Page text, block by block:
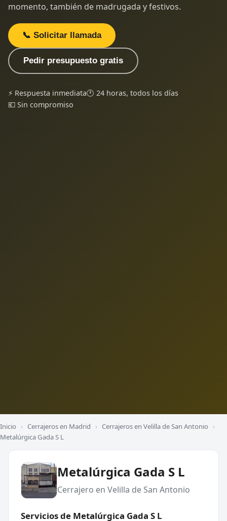
momento, también de madrugada y festivos.
📞 Solicitar llamada
Pedir presupuesto gratis
⚡ Respuesta inmediata🕐 24 horas, todos los días
💶 Sin compromiso
Inicio › Cerrajeros en Madrid › Cerrajeros en Velilla de San Antonio ›
Metalúrgica Gada S L
Metalúrgica Gada S L
Cerrajero en Velilla de San Antonio
Servicios de Metalúrgica Gada S L